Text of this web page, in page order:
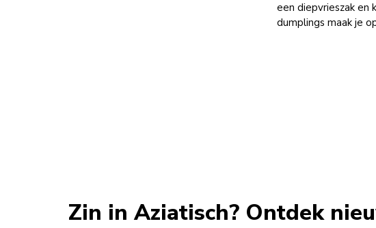
een diepvrieszak en
dumplings maak je
Zin in Aziatisch? Ontdek